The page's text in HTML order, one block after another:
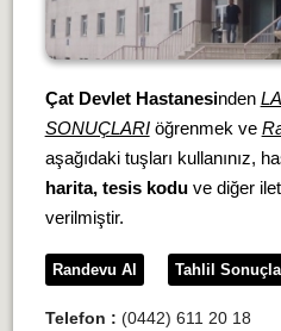
Çat Devlet Hastanesinden
SONUÇLARIöğrenmek ve
aşağıdaki tuşları kullanınız,
harita, tesis koduve diğer
verilmiştir.
Randevu Al Tahlil
Telefon : (0442) 611 20 18